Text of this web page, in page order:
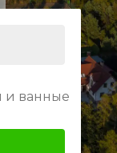
и ванные